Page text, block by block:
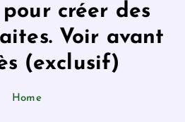
créer des
Voir avant
(exclusif)
Home